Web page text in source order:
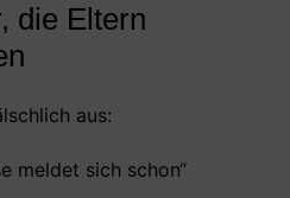
die Eltern
aus:
meldet sich schon“